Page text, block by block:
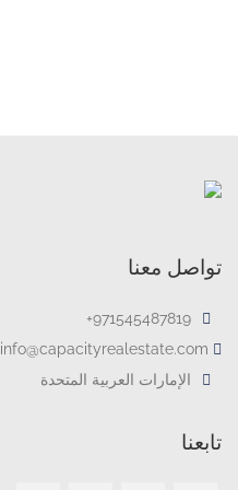
تواصل معنا
971545487819+
الإمارات العربية المتحدة
تابعنا